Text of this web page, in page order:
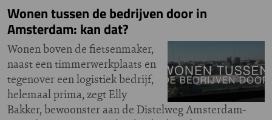
Wonen tussen de bedrijven door in
Amsterdam: kan dat?
Wonen boven de fietsenmaker,
naast een timmerwerkplaats en
tegenover een logistiek bedrijf,
helemaal prima, zegt Elly
Bakker, bewoonster aan de Distelweg Amsterdam-